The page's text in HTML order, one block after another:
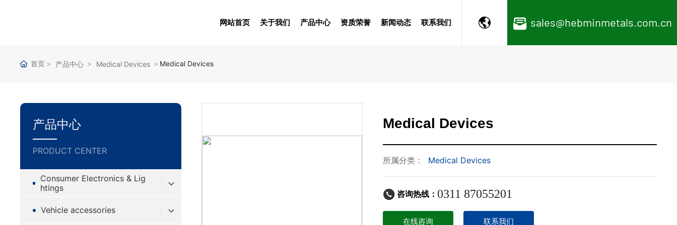
网站首页 关于我们 产品中心 资质荣誉 新闻动态 联系我们 sales@hebminmetals.com.cn
首页 产品中心 Medical Devices Medical Devices
产品中心
PRODUCT CENTER
Consumer Electronics & Lig
htings
Vehicle accessories
Medical Devices
所属分类： Medical Devices
咨询热线： 0311 87055201
在线咨询 联系我们